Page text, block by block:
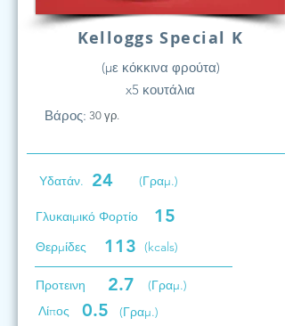
Kelloggs Special K
(με κόκκινα φρούτα)
x5 κουτάλια
Βάρος: 30 γρ.
Υδατάν. 24 (Γραμ.)
Γλυκαιμικό Φορτίο 15
Θερμίδες 113 (kcals)
Προτεινη 2.7
(Γραμ.)
Λίπος
0.5 (Γραμ.)